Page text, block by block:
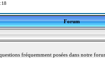
Forum
fréquemment posées dans notre